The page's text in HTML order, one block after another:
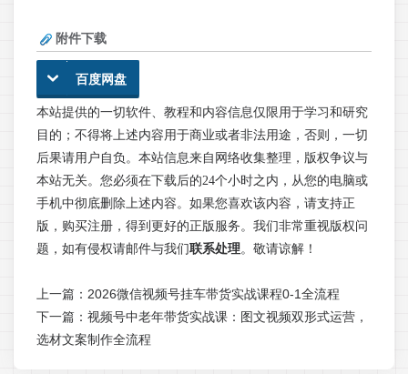
附件下载
百度网盘
本站提供的一切软件、教程和内容信息仅限用于学习和研究
目的；不得将上述内容用于商业或者非法用途，否则，一切
后果请用户自负。本站信息来自网络收集整理，版权争议与
本站无关。您必须在下载后的24个小时之内，从您的电脑或
手机中彻底删除上述内容。如果您喜欢该内容，请支持正
版，购买注册，得到更好的正版服务。我们非常重视版权问
题，如有侵权请邮件与我们联系处理。敬请谅解！
上一篇： 2026微信视频号挂车带货实战课程0-1全流程
下一篇： 视频号中老年带货实战课：图文视频双形式运营，
选材文案制作全流程